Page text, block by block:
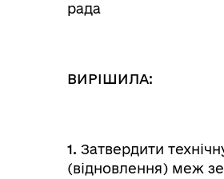
рада
ВИРІШИЛА:
1. Затвердити
(відновлення) меж